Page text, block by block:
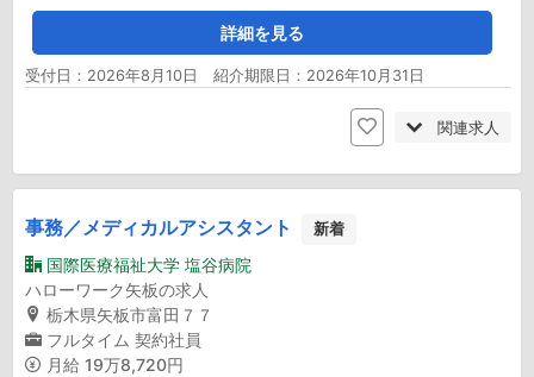
詳細を見る
受付日：2026年8月10日 紹介期限日：2026年10月31日
関連求人
事務／メディカルアシスタント 新着
国際医療福祉大学 塩谷病院
ハローワーク矢板の求人
栃木県矢板市富田７７
フルタイム 契約社員
月給 19万8,720円